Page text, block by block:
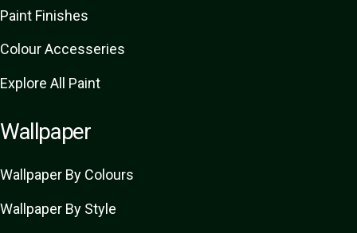
Paint Finishes
Colour Accesseries
Explore All Paint
Wallpaper
Wallpaper By Colours
Wallpaper By Style